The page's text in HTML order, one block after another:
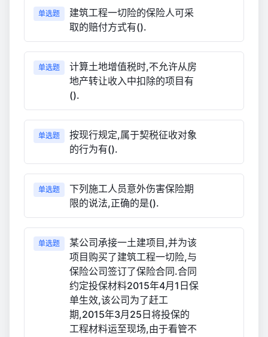
单选题
建筑工程一切险的保险人可采
取的赔付方式有().
单选题
计算土地增值税时,不允许从房
地产转让收入中扣除的项目有
().
单选题
按现行规定,属于契税征收对象
的行为有().
单选题
下列施工人员意外伤害保险期
限的说法,正确的是().
单选题
某公司承接一土建项目,并为该
项目购买了建筑工程一切险,与
保险公司签订了保险合同.合同
约定投保材料2015年4月1日保
单生效,该公司为了赶工
期,2015年3月25日将投保的
工程材料运至现场,由于看管不